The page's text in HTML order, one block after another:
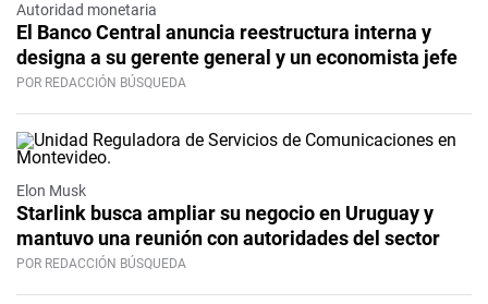
Autoridad monetaria
El Banco Central anuncia reestructura interna y
designa a su gerente general y un economista jefe
POR REDACCIÓN BÚSQUEDA
Elon Musk
Starlink busca ampliar su negocio en Uruguay y
mantuvo una reunión con autoridades del sector
POR REDACCIÓN BÚSQUEDA